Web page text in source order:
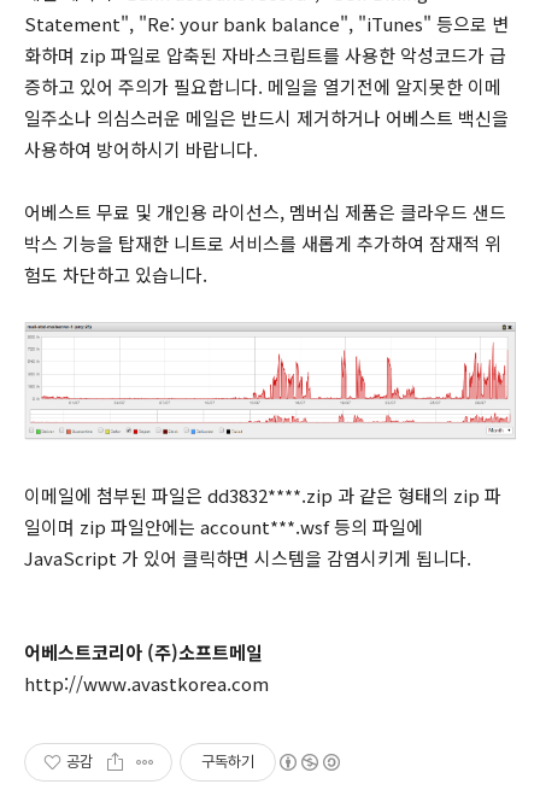
Statement", "Re: your bank balance", "iTunes" 등으로 변
화하며 zip 파일로 압축된 자바스크립트를 사용한 악성코드가 급
증하고 있어 주의가 필요합니다. 메일을 열기전에 알지못한 이메
일주소나 의심스러운 메일은 반드시 제거하거나 어베스트 백신을
사용하여 방어하시기 바랍니다.
어베스트 무료 및 개인용 라이선스, 멤버십 제품은 클라우드 샌드
박스 기능을 탑재한 니트로 서비스를 새롭게 추가하여 잠재적 위
험도 차단하고 있습니다.
이메일에 첨부된 파일은 dd3832****.zip 과 같은 형태의 zip 파
일이며 zip 파일안에는 account***.wsf 등의 파일에
JavaScript 가 있어 클릭하면 시스템을 감염시키게 됩니다.
어베스트코리아 (주)소프트메일
http://www.avastkorea.com
공감 구독하기